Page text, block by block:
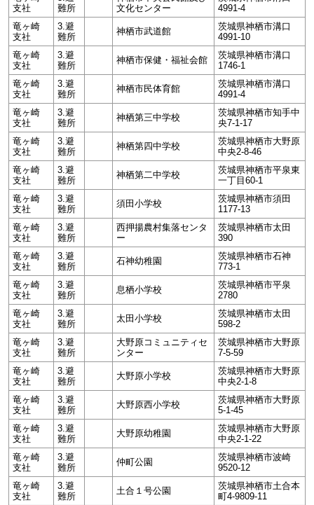
支社
難所
文化センター
4991-4
竜ヶ崎
支社
3.避
難所
神栖市武道館
茨城県神栖市溝口
4991-10
竜ヶ崎
支社
3.避
難所
神栖市保健・福祉会館
茨城県神栖市溝口
1746-1
竜ヶ崎
支社
3.避
難所
神栖市民体育館
茨城県神栖市溝口
4991-4
竜ヶ崎
支社
3.避
難所
神栖第三中学校
茨城県神栖市知手中
央7-1-17
竜ヶ崎
支社
3.避
難所
神栖第四中学校
茨城県神栖市大野原
中央2-8-46
竜ヶ崎
支社
3.避
難所
神栖第二中学校
茨城県神栖市平泉東
一丁目60-1
竜ヶ崎
支社
3.避
難所
須田小学校
茨城県神栖市須田
1177-13
竜ヶ崎
支社
3.避
難所
西押揚農村集落センタ
ー
茨城県神栖市太田
390
竜ヶ崎
支社
3.避
難所
石神幼稚園
茨城県神栖市石神
773-1
竜ヶ崎
支社
3.避
難所
息栖小学校
茨城県神栖市平泉
2780
竜ヶ崎
支社
3.避
難所
太田小学校
茨城県神栖市太田
598-2
竜ヶ崎
支社
3.避
難所
大野原コミュニティセ
ンター
茨城県神栖市大野原
7-5-59
竜ヶ崎
支社
3.避
難所
大野原小学校
茨城県神栖市大野原
中央2-1-8
竜ヶ崎
支社
3.避
難所
大野原西小学校
茨城県神栖市大野原
5-1-45
竜ヶ崎
支社
3.避
難所
大野原幼稚園
茨城県神栖市大野原
中央2-1-22
竜ヶ崎
支社
3.避
難所
仲町公園
茨城県神栖市波崎
9520-12
竜ヶ崎
支社
3.避
難所
土合１号公園
茨城県神栖市土合本
町4-9809-11